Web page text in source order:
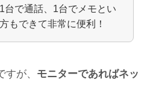
台で通話、1台でメモとい
もできて非常に便利！
が、 モニターであればネッ